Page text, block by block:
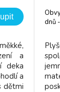
a
deka
a
dětmi
dnů